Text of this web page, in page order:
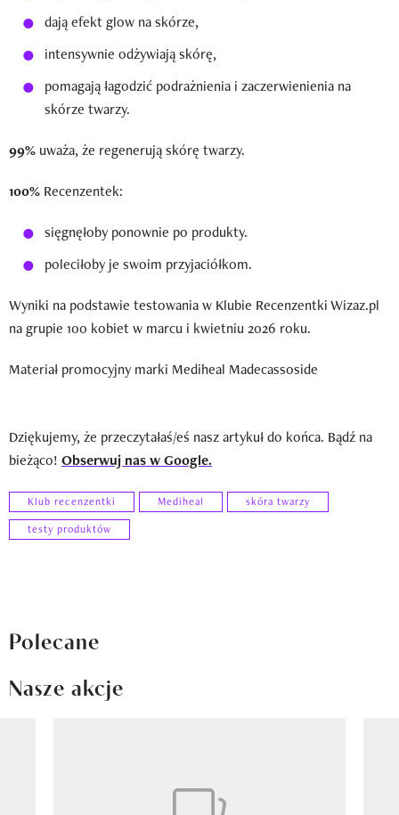
dają efekt glow na skórze,
intensywnie odżywiają skórę,
pomagają łagodzić podrażnienia i zaczerwienienia na
skórze twarzy.
99% uważa, że regenerują skórę twarzy.
100% Recenzentek:
sięgnęłoby ponownie po produkty.
poleciłoby je swoim przyjaciółkom.
Wyniki na podstawie testowania w Klubie Recenzentki Wizaz.pl
na grupie 100 kobiet w marcu i kwietniu 2026 roku.
Materiał promocyjny marki Mediheal Madecassoside
Dziękujemy, że przeczytałaś/eś nasz artykuł do końca. Bądź na
bieżąco! Obserwuj nas w Google.
Klub recenzentki Mediheal
skóra twarzy
testy produktów
Polecane
Nasze akcje